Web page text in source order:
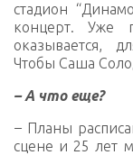
стадион
концерт. Уже
оказывается,
Чтобы Саша
– А что еще?
– Планы
сцене и 25 лет